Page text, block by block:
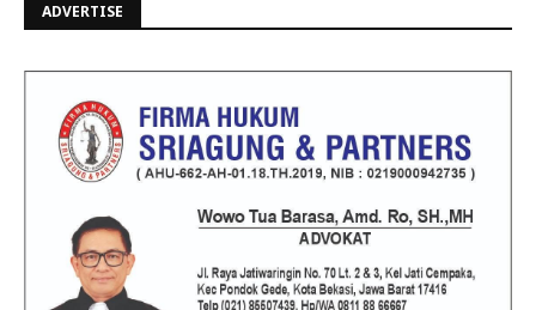
ADVERTISE